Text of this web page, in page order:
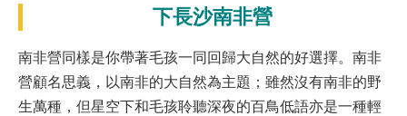
下長沙南非營
南非營同樣是你帶著毛孩一同回歸大自然的好選擇。南非
營顧名思義，以南非的大自然為主題；雖然沒有南非的野
生萬種，但星空下和毛孩聆聽深夜的百鳥低語亦是一種輕